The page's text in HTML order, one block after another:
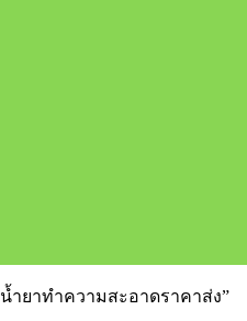
ำยาทำความสะอาดราคาส่ง”